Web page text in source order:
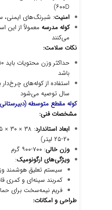
۶۰۰D)
امنیت: شبرنگ‌های ایمنی،
کوله مدرسه معمولاً از این
می‌کنند
نکات سلامت:
باشد
سال توصیه می‌شود
کوله مقطع متوسطه (دبیرستانی
مشخصات فنی:
ابعاد استاندارد
۲۰-۲۵ لیتر)
وزن خالی: ۷۰۰-۹۰۰ گرم
ویژگیهای ارگونومیک:
سیستم تعلیق هوشمند
کمربند سینه‌ای و کمری
فریم نیمه‌سخت برای
طراحی و امکانات: